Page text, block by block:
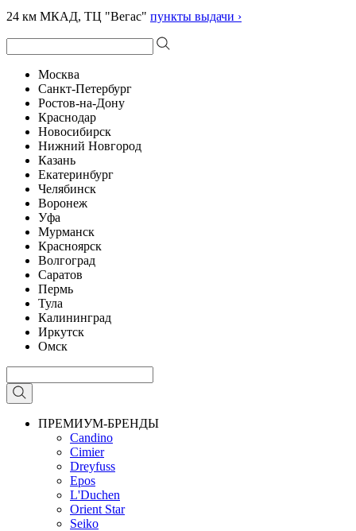
24 км МКАД, ТЦ "Вегас" пункты выдачи ›
Москва
Санкт-Петербург
Ростов-на-Дону
Краснодар
Новосибирск
Нижний Новгород
Казань
Екатеринбург
Челябинск
Воронеж
Уфа
Мурманск
Красноярск
Волгоград
Саратов
Пермь
Тула
Калининград
Иркутск
Омск
ПРЕМИУМ-БРЕНДЫ
Candino
Cimier
Dreyfuss
Epos
L'Duchen
Orient Star
Seiko